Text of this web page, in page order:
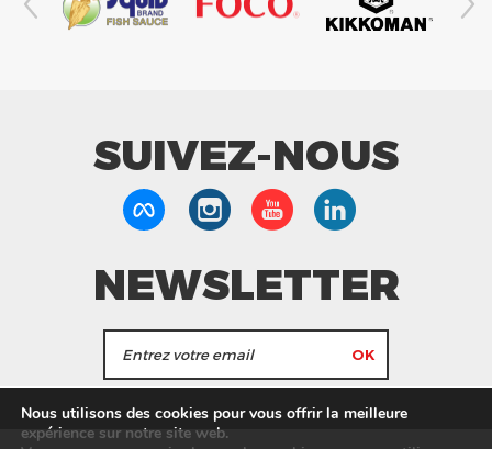
SUIVEZ-NOUS
NEWSLETTER
J'accepte de recevoir les actualités et les
informations de Tang Frères.
Nous utilisons des cookies pour vous offrir la meilleure
expérience sur notre site web.